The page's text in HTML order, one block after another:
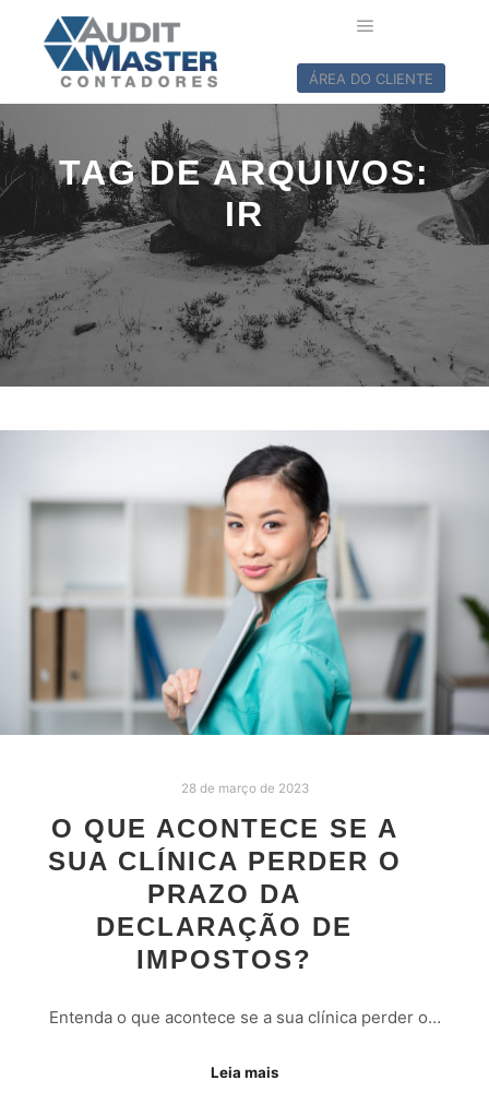
ÁREA DO CLIENTE
TAG DE ARQUIVOS:
IR
28 de março de 2023
O QUE ACONTECE SE A
SUA CLÍNICA PERDER O
PRAZO DA
DECLARAÇÃO DE
IMPOSTOS?
Entenda o que acontece se a sua clínica perder o…
Leia mais